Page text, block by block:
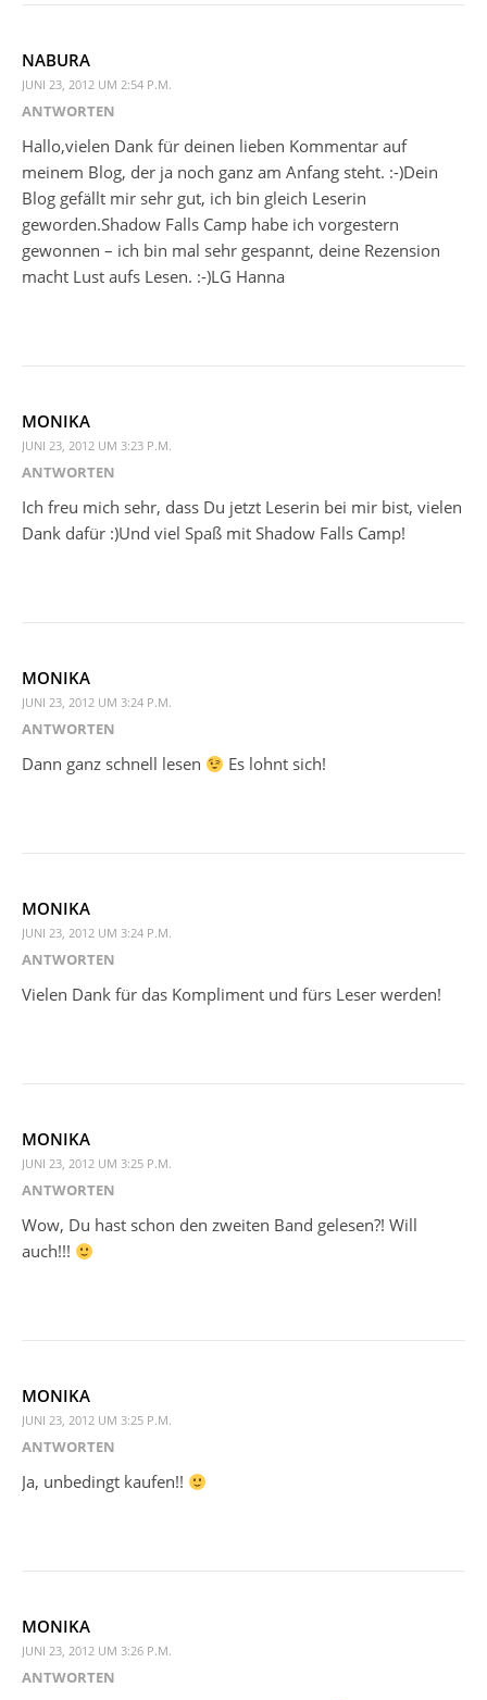
NABURA
JUNI 23, 2012 UM 2:54 P.M.
ANTWORTEN
Hallo,vielen Dank für deinen lieben Kommentar auf
meinem Blog, der ja noch ganz am Anfang steht. :-)Dein
Blog gefällt mir sehr gut, ich bin gleich Leserin
geworden.Shadow Falls Camp habe ich vorgestern
gewonnen – ich bin mal sehr gespannt, deine Rezension
macht Lust aufs Lesen. :-)LG Hanna
MONIKA
JUNI 23, 2012 UM 3:23 P.M.
ANTWORTEN
Ich freu mich sehr, dass Du jetzt Leserin bei mir bist, vielen
Dank dafür :)Und viel Spaß mit Shadow Falls Camp!
MONIKA
JUNI 23, 2012 UM 3:24 P.M.
ANTWORTEN
Dann ganz schnell lesen Es lohnt sich!
MONIKA
JUNI 23, 2012 UM 3:24 P.M.
ANTWORTEN
Vielen Dank für das Kompliment und fürs Leser werden!
MONIKA
JUNI 23, 2012 UM 3:25 P.M.
ANTWORTEN
Wow, Du hast schon den zweiten Band gelesen?! Will
auch!!!
MONIKA
JUNI 23, 2012 UM 3:25 P.M.
ANTWORTEN
Ja, unbedingt kaufen!!
MONIKA
JUNI 23, 2012 UM 3:26 P.M.
ANTWORTEN